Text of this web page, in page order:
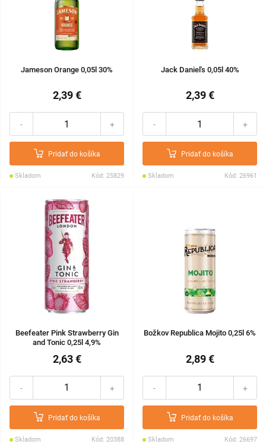
Jameson Orange 0,05l 30%
2,39 €
- +
Pridať do košíka
Skladom Kód: 25829
Jack Daniel's 0,05l 40%
2,39 €
- +
Pridať do košíka
Skladom Kód: 26961
Beefeater Pink Strawberry Gin
and Tonic 0,25l 4,9%
2,63 €
- +
Pridať do košíka
Skladom Kód: 20388
Božkov Republica Mojito 0,25l 6%
2,89 €
- +
Pridať do košíka
Skladom Kód: 26697